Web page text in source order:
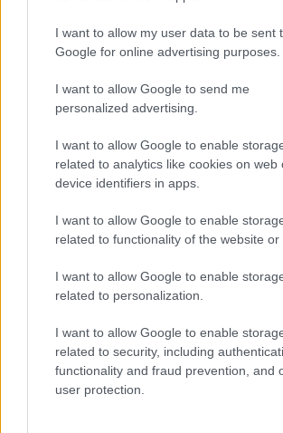
I want to allow my user data to be sent
Google for online advertising purposes.
I want to allow Google to send me
personalized advertising.
I want to allow Google to enable
related to analytics like cookies on web
device identifiers in apps.
I want to allow Google to enable
related to functionality of the website or
I want to allow Google to enable
related to personalization.
I want to allow Google to enable
related to security, including
functionality and fraud prevention, and
user protection.